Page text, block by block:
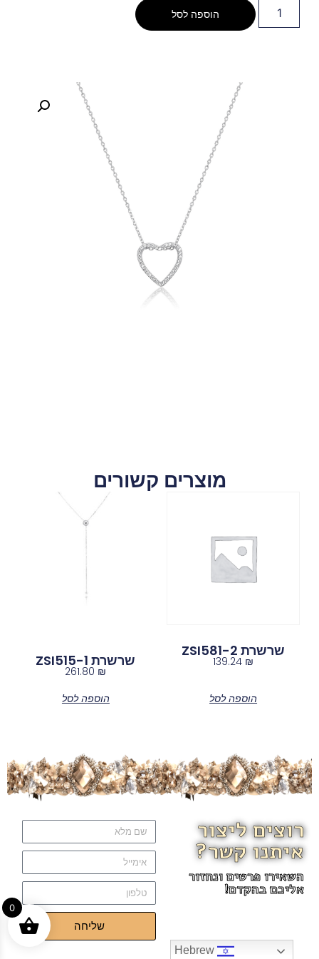
הוספה לסל
מוצרים קשורים
שרשרת ZSI581-2
139.24 ₪
הוספה לסל
שרשרת ZSI515-1
261.80 ₪
הוספה לסל
רוצים ליצור
איתנו קשר?
השאירו פרטים ונחזור
אליכם בהקדם!
שליחה
Hebrew
0